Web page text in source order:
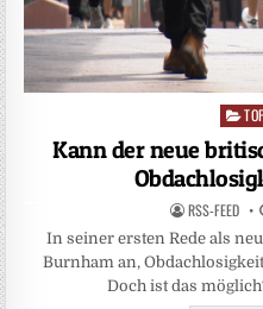
in
Kann der neue
RSS-FEED
In seiner ersten Rede als
Burnham an,
Doch ist das